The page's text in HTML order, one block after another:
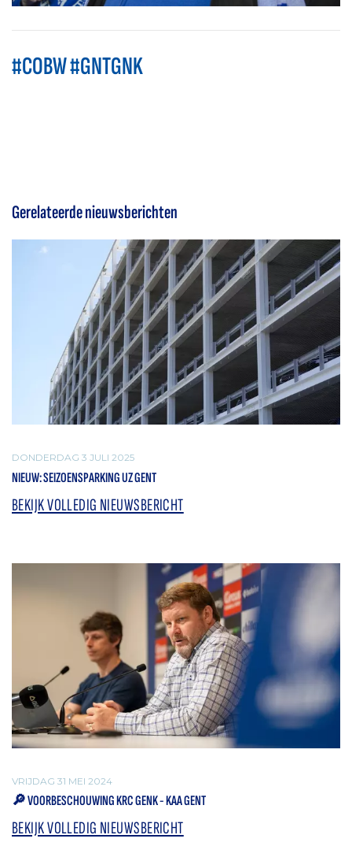
#COBW #GNTGNK
Gerelateerde nieuwsberichten
DONDERDAG 3 JULI 2025
NIEUW: SEIZOENSPARKING UZ GENT
BEKIJK VOLLEDIG NIEUWSBERICHT
VRIJDAG 31 MEI 2024
🔎 VOORBESCHOUWING KRC GENK - KAA GENT
BEKIJK VOLLEDIG NIEUWSBERICHT